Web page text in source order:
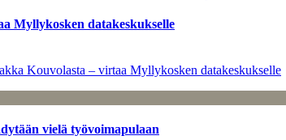
Myllykosken datakeskukselle
Kouvolasta – virtaa Myllykosken datakeskukselle
vielä työvoimapulaan